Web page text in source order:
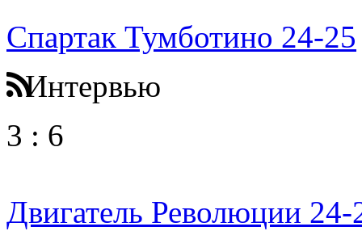
Спартак Тумботино 24-25
Интервью
3 : 6
Двигатель Революции 24-